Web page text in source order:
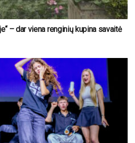
– dar viena renginių kupina savaitė